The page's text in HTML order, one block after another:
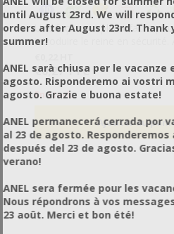
Une façon simple et facile
introduire le reine en sécurité.
libération variable. Les cage à
sur l'autre pour les transporter
€0,27 TTC
En stock
until August 23rd. We will
orders after August 23rd. Thank
summer!
ANEL sarà chiusa per le
agosto. Risponderemo ai vostri
agosto. Grazie e buona estate!
ANEL permanecerá cerrada por
al 23 de agosto.
después del 23 de agosto.
verano!
ANEL sera fermée pour les
Nous répondrons à vos
23 août. Merci et bon été!